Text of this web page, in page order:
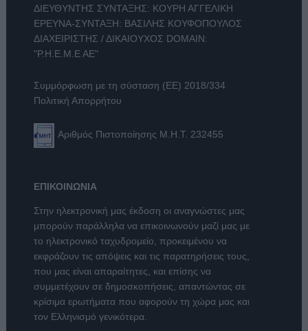
ΔΙΕΥΘΥΝΤΗΣ ΣΥΝΤΑΞΗΣ: ΚΟΥΡΗ ΑΓΓΕΛΙΚΗ
ΕΡΕΥΝΑ-ΣΥΝΤΑΞΗ: ΒΑΣΙΛΗΣ ΚΟΥΦΟΠΟΥΛΟΣ
ΔΙΑΧΕΙΡΙΣΤΗΣ / ΔΙΚΑΙΟΥΧΟΣ DOMAIN:
"Ρ.Η.Ε.Μ.Ε ΑΕ"
Συμμόρφωση με τη σύσταση (ΕΕ) 2018/334
Πολιτική Απορρήτου
Αριθμός Πιστοποίησης Μ.Η.Τ. 232455
ΕΠΙΚΟΙΝΩΝΙΑ
Στην ηλεκτρονική μας έκδοση οι αναγνώστες μας
μπορούν παράλληλα να επικοινωνούν μαζί μας με
το ηλεκτρονικό ταχυδρομείο, προκειμένου να
εκφράζουν τις απόψεις και τις παρατηρήσεις τους,
που μας είναι απαραίτητες, και επίσης να
συμμετέχουν σε δημοσκοπήσεις, απαντώντας σε
κρίσιμα ερωτήματα που αφορούν τη χώρα μας και
τον Ελληνισμό γενικότερα.